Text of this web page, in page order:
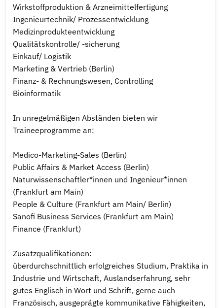
Wirkstoffproduktion & Arzneimittelfertigung
Ingenieurtechnik/ Prozessentwicklung
Medizinprodukteentwicklung
Qualitätskontrolle/ -sicherung
Einkauf/ Logistik
Marketing & Vertrieb (Berlin)
Finanz- & Rechnungswesen, Controlling
Bioinformatik
In unregelmäßigen Abständen bieten wir
Traineeprogramme an:
Medico-Marketing-Sales (Berlin)
Public Affairs & Market Access (Berlin)
Naturwissenschaftler*innen und Ingenieur*innen
(Frankfurt am Main)
People & Culture (Frankfurt am Main/ Berlin)
Sanofi Business Services (Frankfurt am Main)
Finance (Frankfurt)
Zusatzqualifikationen:
überdurchschnittlich erfolgreiches Studium, Praktika in
Industrie und Wirtschaft, Auslandserfahrung, sehr
gutes Englisch in Wort und Schrift, gerne auch
Französisch, ausgeprägte kommunikative Fähigkeiten,